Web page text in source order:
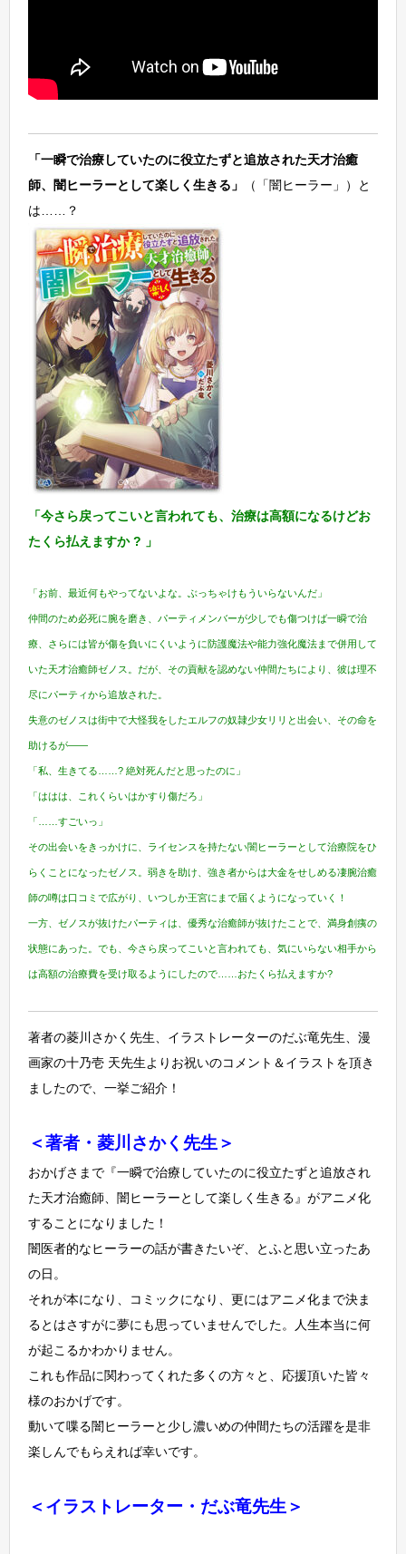
「一瞬で治療していたのに役立たずと追放された天才治癒
師、闇ヒーラーとして楽しく生きる」
（「闇ヒーラー」）と
は……？
「今さら戻ってこいと言われても、治療は高額になるけどお
たくら払えますか ? 」
「お前、最近何もやってないよな。ぶっちゃけもういらないんだ」
仲間のため必死に腕を磨き、パーティメンバーが少しでも傷つけば一瞬で治
療、さらには皆が傷を負いにくいように防護魔法や能力強化魔法まで併用して
いた天才治癒師ゼノス。だが、その貢献を認めない仲間たちにより、彼は理不
尽にパーティから追放された。
失意のゼノスは街中で大怪我をしたエルフの奴隷少女リリと出会い、その命を
助けるが――
「私、生きてる……? 絶対死んだと思ったのに」
「ははは、これくらいはかすり傷だろ」
「……すごいっ」
その出会いをきっかけに、ライセンスを持たない闇ヒーラーとして治療院をひ
らくことになったゼノス。弱きを助け、強き者からは大金をせしめる凄腕治癒
師の噂は口コミで広がり、いつしか王宮にまで届くようになっていく！
一方、ゼノスが抜けたパーティは、優秀な治癒師が抜けたことで、満身創痍の
状態にあった。でも、今さら戻ってこいと言われても、気にいらない相手から
は高額の治療費を受け取るようにしたので……おたくら払えますか?
著者の菱川さかく先生、イラストレーターのだぶ竜先生、漫
画家の十乃壱 天先生よりお祝いのコメント＆イラストを頂き
ましたので、一挙ご紹介！
＜著者・菱川さかく先生＞
おかげさまで『一瞬で治療していたのに役立たずと追放され
た天才治癒師、闇ヒーラーとして楽しく生きる』がアニメ化
することになりました！
闇医者的なヒーラーの話が書きたいぞ、とふと思い立ったあ
の日。
それが本になり、コミックになり、更にはアニメ化まで決ま
るとはさすがに夢にも思っていませんでした。人生本当に何
が起こるかわかりません。
これも作品に関わってくれた多くの方々と、応援頂いた皆々
様のおかげです。
動いて喋る闇ヒーラーと少し濃いめの仲間たちの活躍を是非
楽しんでもらえれば幸いです。
＜イラストレーター・だぶ竜先生＞